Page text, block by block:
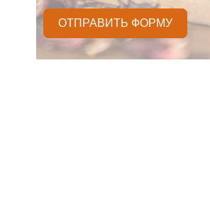
ОТПРАВИТЬ ФОРМУ